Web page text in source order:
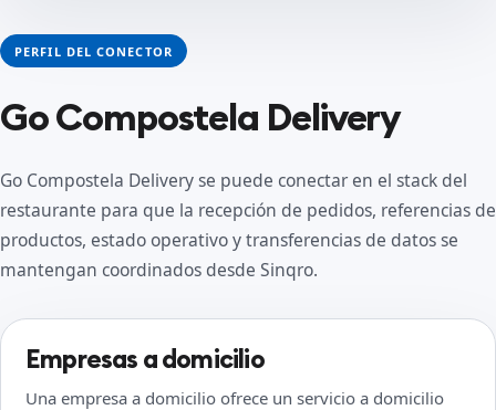
PERFIL DEL CONECTOR
Go Compostela Delivery
Go Compostela Delivery se puede conectar en el stack del
restaurante para que la recepción de pedidos, referencias de
productos, estado operativo y transferencias de datos se
mantengan coordinados desde Sinqro.
Empresas a domicilio
Una empresa a domicilio ofrece un servicio a domicilio